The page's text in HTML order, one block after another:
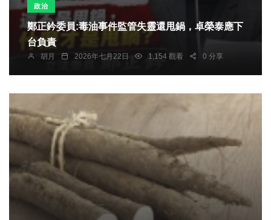
政治
鄭正鈐委員:毒油事件監管失靈還甩鍋，卓榮泰應下
台負責
胡月 2026年七月22日 1,154 觀看 0 分享